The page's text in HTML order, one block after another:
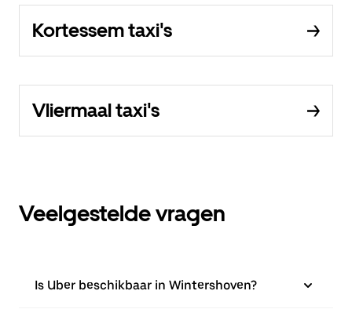
Kortessem taxi's
Vliermaal taxi's
Veelgestelde vragen
Is Uber beschikbaar in Wintershoven?